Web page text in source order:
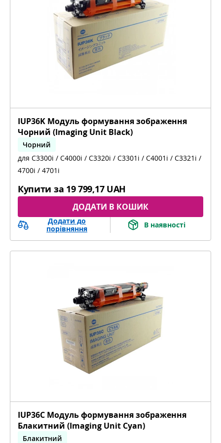
IUP36K Модуль формування зображення
Чорний (Imaging Unit Black)
Чорний
bizhub C3300i, bizhub C4000i, bizhub C3320i,
bizhub C3301i, bizhub C4001i, bizhub C3321i,
для C3300i / C4000i / C3320i / C3301i / C4001i / C3321i /
4700i / 4701i
Купити за 19 799,17 UAH
ДОДАТИ В КОШИК
Додати до
порівняння
В наявності
IUP36C Модуль формування зображення
Блакитний (Imaging Unit Cyan)
Блакитний